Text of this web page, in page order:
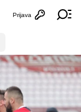
Otvori
Prijava